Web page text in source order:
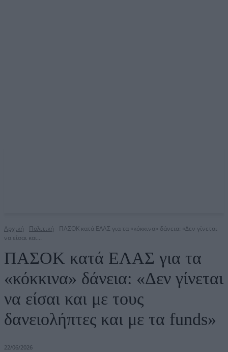
Αρχική Πολιτική
ΠΑΣΟΚ κατά ΕΛΑΣ για τα «κόκκινα» δάνεια: «Δεν γίνεται
να είσαι και...
ΠΑΣΟΚ κατά ΕΛΑΣ για τα
«κόκκινα» δάνεια: «Δεν γίνεται
να είσαι και με τους
δανειολήπτες και με τα funds»
22/06/2026